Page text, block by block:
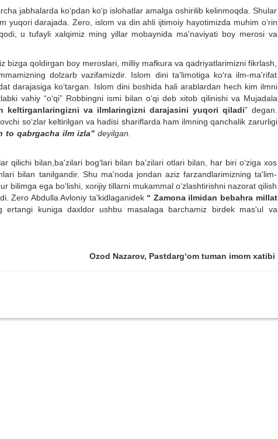
jabhalarda ko‘pdan ko‘p islohatlar amalga oshirilib kelinmoqda. Shular
yuqori darajada. Zero, islom va din ahli ijtimoiy hayotimizda muhim o‘rin
u tufayli xalqimiz ming yillar mobaynida ma'naviyati boy merosi va
bizga qoldirgan boy meroslari, milliy mafkura va qadriyatlarimizni fikrlash,
dolzarb vazifamizdir. Islom dini ta'limotiga ko‘ra ilm-ma'rifat
darajasiga ko‘targan. Islom dini boshida hali arablardan hech kim ilmni
vahiy “o‘qi” Robbingni ismi bilan o‘qi deb xitob qilinishi va Mujadala
keltirganlaringizni va ilmlaringizni darajasini yuqori qiladi” degan.
so‘zlar keltirilgan va hadisi shariflarda ham ilmning qanchalik zarurligi
to qabrgacha ilm izla”deyilgan.
qilichi bilan,ba'zilari bog‘lari bilan ba'zilari otlari bilan, har biri o‘ziga xos
bilan tanilgandir. Shu ma'noda jondan aziz farzandlarimizning ta'lim-
bilimga ega bo‘lishi, xorijiy tillarni mukammal o‘zlashtirishni nazorat qilish
Zero Abdulla Avloniy ta'kidlaganidek “ Zamona ilmidan bebahra millat
ertangi kuniga daxldor ushbu masalaga barchamiz birdek mas'ul va
Ozod Nazarov, Pastdarg‘om tuman imom xatibi